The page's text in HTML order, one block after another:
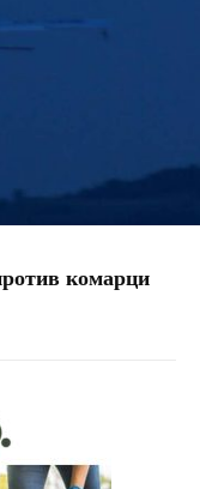
комарци